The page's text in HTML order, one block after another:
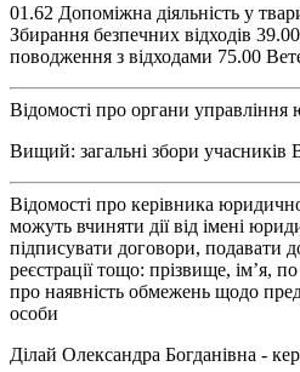
01.62 Допоміжна діяльність у
Збирання безпечних відходів
поводження з відходами 75.00
Відомості про органи управління
Вищий: загальні збори учасників
Відомості про керівника
можуть вчиняти дії від імені
підписувати договори, подавати
реєстрації тощо: прізвище, ім’я,
про наявність обмежень щодо
особи
Ділай Олександра Богданівна -